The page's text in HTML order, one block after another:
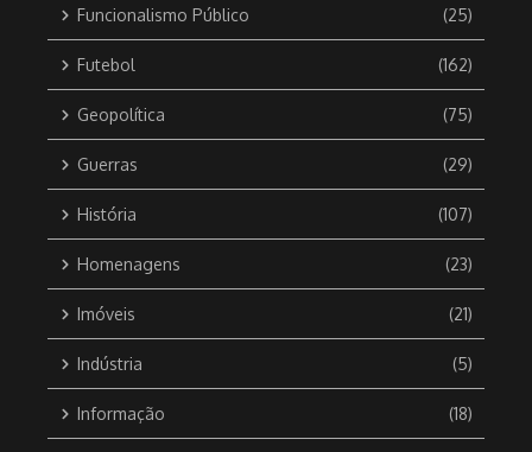
Funcionalismo Público (25)
Futebol (162)
Geopolítica (75)
Guerras (29)
História (107)
Homenagens (23)
Imóveis (21)
Indústria (5)
Informação (18)